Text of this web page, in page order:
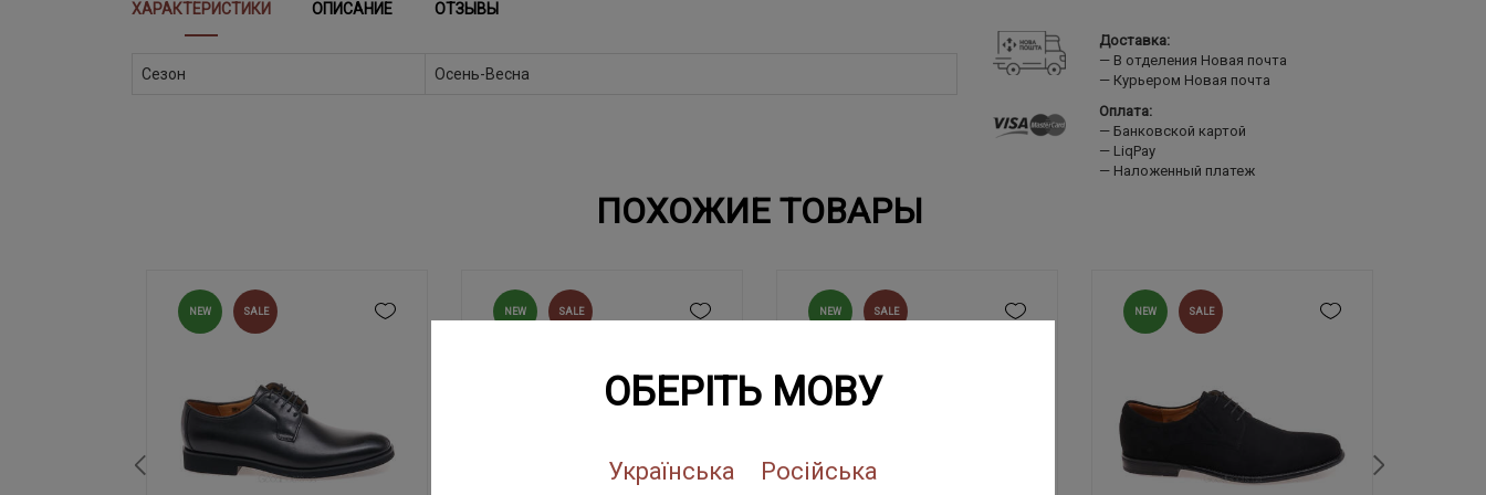
ОБЕРІТЬ МОВУ
Українська Російська
ХАРАКТЕРИСТИКИ ОПИСАНИЕ ОТЗЫВЫ
Сезон Осень-Весна
Доставка:
В отделения Новая почта
Курьером Новая почта
Оплата:
Банковской картой
LiqPay
Наложенный платеж
ПОХОЖИЕ ТОВАРЫ
NEW SALE NEW SALE NEW SALE NEW SALE